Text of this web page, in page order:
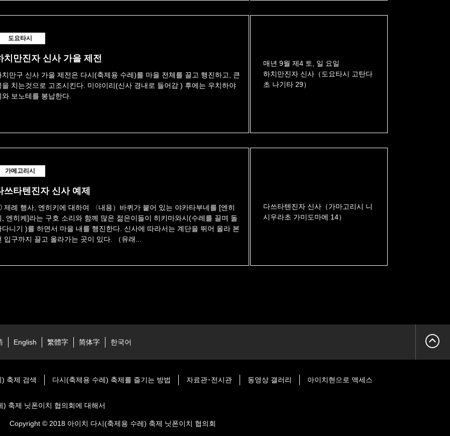
도요타시
치만진자 신사 가을 제전
치만구 신사 가을 제전은 다시(축제용 수레)를 마을 전체를 끌고 행진하고, 큰
을 치는것으로 고조시킨다. 미야이리(신사 경내로 들어감 ) 후에는 우치하야
와 보노테를 봉납한다.
매년 9월 제4 토, 일 요일
하치만진자 신사（도요타시 고탄다
초 나기타 29）
가메고리시
쓰타텐진자 신사 예제
례 행사, 엔히키에 대하여 〈내용）바퀴가 붙어 있는 야카타부네를 [엔히
, 엔히케]라는 구호 소리와 함께 많은 젊은이들이 히키마와시(수레를 끌며 돌
다니기 )를 하면서 마을 내를 행진한다. 신사에 따라서는 계단을 뛰어 올라 본
입구까지 끌고 올라가는 곳이 있다. （유래...
다쓰타텐진자 신사（가마고리시 니
시우라초 가미도마에 14）
English 繁體字 简体字 한국어
축제 검색 다시(축제용 수레) 축제를 즐기는 방법 자료관･전시관 동영상 갤러리 아이치현으로 액세스
) 축제 닛폰이치 협의회에 대해서
Copyright © 2018 아이치 다시(축제용 수레) 축제 닛폰이치 협의회